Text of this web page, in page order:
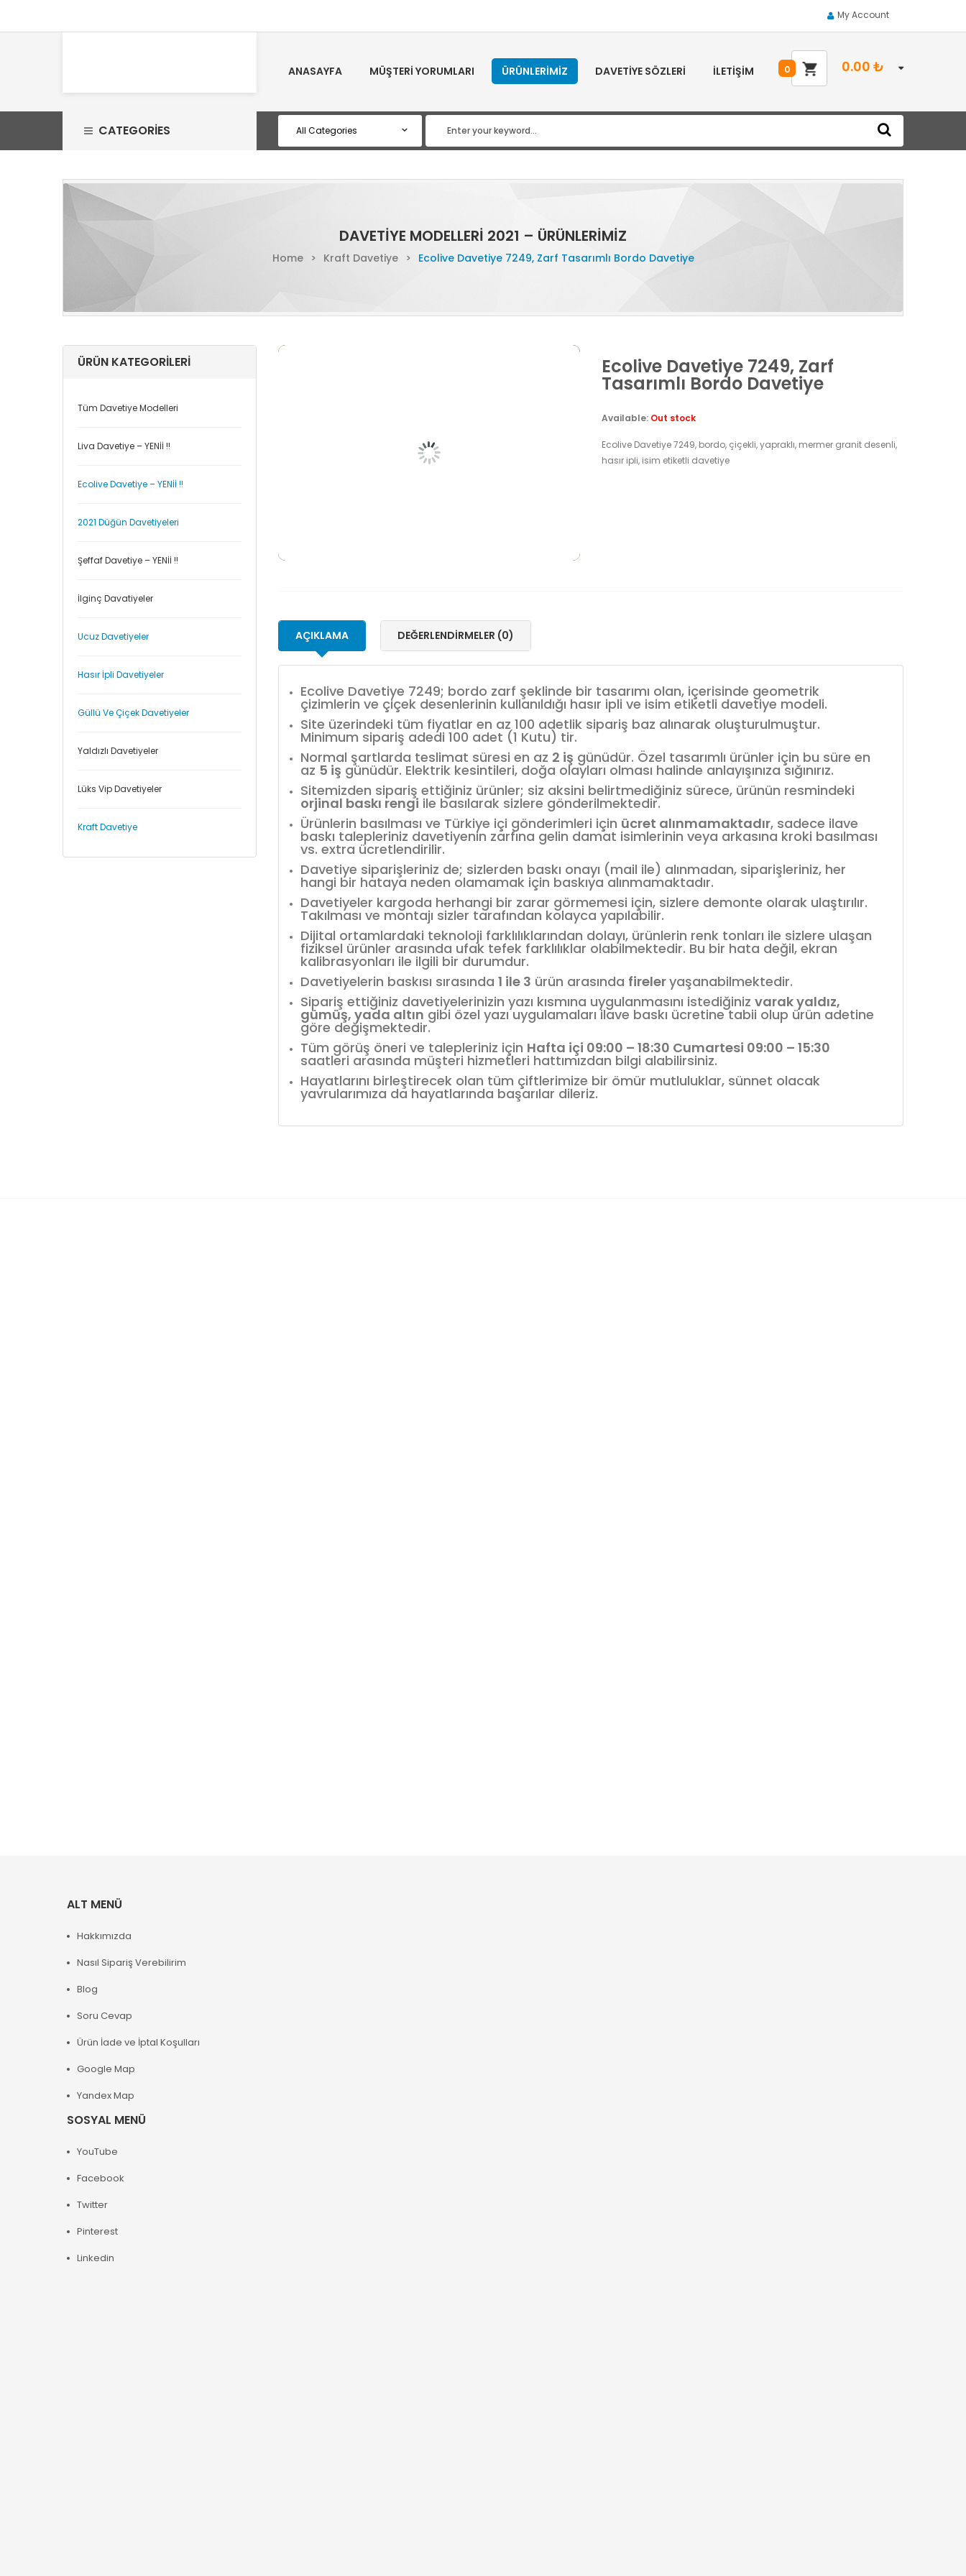
My Account
ANASAYFA MÜŞTERI YORUMLARI ÜRÜNLERIMIZ DAVETIYE SÖZLERI İLETIŞIM 0.00 ₺
0
CATEGORIES
DAVETIYE MODELLERI 2021 – ÜRÜNLERIMIZ
Home > Kraft Davetiye > Ecolive Davetiye 7249, Zarf Tasarımlı Bordo Davetiye
ÜRÜN KATEGORILERI
Tüm Davetiye Modelleri
Liva Davetiye – YENİİ !!
Ecolive Davetiye – YENİİ !!
2021 Düğün Davetiyeleri
Şeffaf Davetiye – YENİİ !!
İlginç Davatiyeler
Ucuz Davetiyeler
Hasır İpli Davetiyeler
Güllü Ve Çiçek Davetiyeler
Yaldızlı Davetiyeler
Lüks Vip Davetiyeler
Kraft Davetiye
Ecolive Davetiye 7249, Zarf
Tasarımlı Bordo Davetiye
Available: Out stock
Ecolive Davetiye 7249, bordo, çiçekli, yapraklı, mermer granit desenli,
hasır ipli, isim etiketli davetiye
AÇIKLAMA DEĞERLENDIRMELER (0)
Ecolive Davetiye 7249; bordo zarf şeklinde bir tasarımı olan, içerisinde geometrik
çizimlerin ve çiçek desenlerinin kullanıldığı hasır ipli ve isim etiketli davetiye modeli.
Site üzerindeki tüm fiyatlar en az 100 adetlik sipariş baz alınarak oluşturulmuştur.
Minimum sipariş adedi 100 adet (1 Kutu) tir.
Normal şartlarda teslimat süresi en az 2 iş günüdür. Özel tasarımlı ürünler için bu süre en
az 5 iş günüdür. Elektrik kesintileri, doğa olayları olması halinde anlayışınıza sığınırız.
Sitemizden sipariş ettiğiniz ürünler; siz aksini belirtmediğiniz sürece, ürünün resmindeki
orjinal baskı rengi ile basılarak sizlere gönderilmektedir.
Ürünlerin basılması ve Türkiye içi gönderimleri için ücret alınmamaktadır, sadece ilave
baskı talepleriniz davetiyenin zarfına gelin damat isimlerinin veya arkasına kroki basılması
vs. extra ücretlendirilir.
Davetiye siparişleriniz de; sizlerden baskı onayı (mail ile) alınmadan, siparişleriniz, her
hangi bir hataya neden olamamak için baskıya alınmamaktadır.
Davetiyeler kargoda herhangi bir zarar görmemesi için, sizlere demonte olarak ulaştırılır.
Takılması ve montajı sizler tarafından kolayca yapılabilir.
Dijital ortamlardaki teknoloji farklılıklarından dolayı, ürünlerin renk tonları ile sizlere ulaşan
fiziksel ürünler arasında ufak tefek farklılıklar olabilmektedir. Bu bir hata değil, ekran
kalibrasyonları ile ilgili bir durumdur.
Davetiyelerin baskısı sırasında 1 ile 3 ürün arasında fireleryaşanabilmektedir.
Sipariş ettiğiniz davetiyelerinizin yazı kısmına uygulanmasını istediğiniz varak yaldız,
gümüş, yada altın gibi özel yazı uygulamaları ilave baskı ücretine tabii olup ürün adetine
göre değişmektedir.
Tüm görüş öneri ve talepleriniz için Hafta içi 09:00 – 18:30 Cumartesi 09:00 – 15:30
saatleri arasında müşteri hizmetleri hattımızdan bilgi alabilirsiniz.
Hayatlarını birleştirecek olan tüm çiftlerimize bir ömür mutluluklar, sünnet olacak
yavrularımıza da hayatlarında başarılar dileriz.
ALT MENÜ
Hakkımızda
Nasıl Sipariş Verebilirim
Blog
Soru Cevap
Ürün İade ve İptal Koşulları
Google Map
Yandex Map
SOSYAL MENÜ
YouTube
Facebook
Twitter
Pinterest
Linkedin